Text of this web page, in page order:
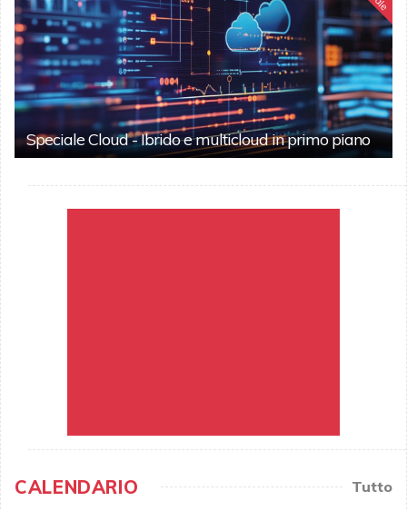
Speciale Cloud - Ibrido e multicloud in primo piano
CALENDARIO Tutto